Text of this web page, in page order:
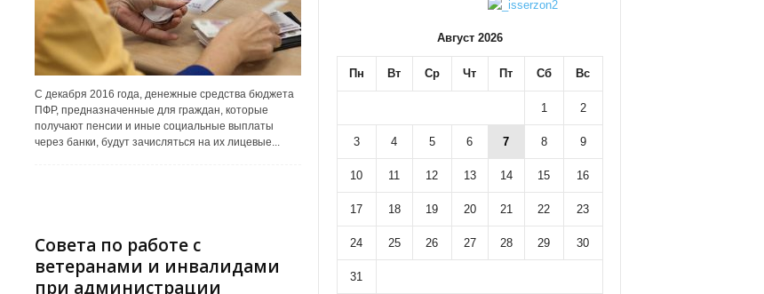
С декабря 2016 года, денежные средства бюджета
ПФР, предназначенные для граждан, которые
получают пенсии и иные социальные выплаты
через банки, будут зачисляться на их лицевые...
Совета по работе с
ветеранами и инвалидами
при администрации
Август 2026
Пн Вт Ср Чт Пт Сб Вс
1 2
3 4 5 6 7 8 9
10 11 12 13 14 15 16
17 18 19 20 21 22 23
24 25 26 27 28 29 30
31